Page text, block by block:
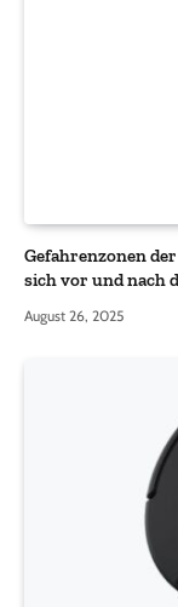
Gefahrenzonen
sich vor und nach
August 26, 2025